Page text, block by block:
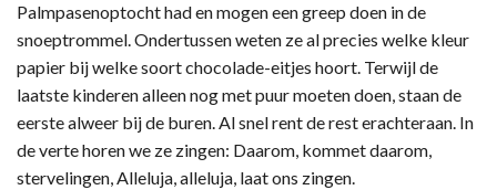
Palmpasenoptocht had en mogen een greep doen in de
snoeptrommel. Ondertussen weten ze al precies welke kleur
papier bij welke soort chocolade-eitjes hoort. Terwijl de
laatste kinderen alleen nog met puur moeten doen, staan de
eerste alweer bij de buren. Al snel rent de rest erachteraan. In
de verte horen we ze zingen: Daarom, kommet daarom,
stervelingen, Alleluja, alleluja, laat ons zingen.